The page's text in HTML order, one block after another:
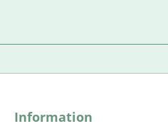
Information